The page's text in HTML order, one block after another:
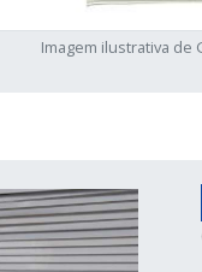
Imagem ilustrativa de